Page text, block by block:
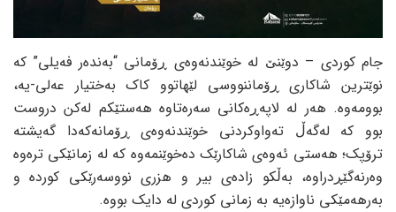
جام کوردی – دوێنێ لە خوێندنەوەی ڕۆمانی “بەندەر فەیلی” کە
نوێترین شاکاری ڕۆماننووسی لێهاتوو کاک بەختیار عەلی-یە،
بوومەوە. هەر لە لاپەڕەکانی سەرەتاوە هەستێکم لەکن دروست
بوو کە لەگەڵ تەواوکردنی خوێندنەوەی ڕۆمانەکەدا گەیشتە
ترۆپک؛ هەستی ئەوەی شاکارێک دەخوێنمەوە کە لە زمانێکی ترەوە
وەرنەگێڕدراوە، بەڵکو زادەی بیر و هزری نووسەرێکی کوردە و
بەرهەمێکی ناوازەیە بە زمانی کوردی لە دایک بووە.